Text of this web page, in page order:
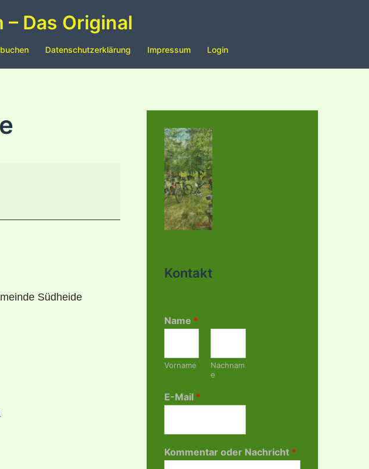
Das Original
Datenschutzerklärung Impressum Login
Südheide
Kontakt
Name *
Vorname
Nachnam
e
E-Mail *
Kommentar oder Nachricht *